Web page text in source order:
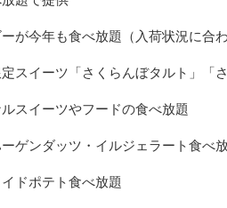
が今年も食べ放題（入荷状況に合
定スイーツ「さくらんぼタルト」「
スイーツやフードの食べ放題
ゲンダッツ・イルジェラート食べ
ドポテト食べ放題